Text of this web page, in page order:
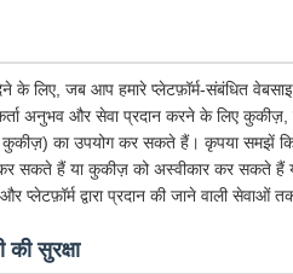
जब आप हमारे प्लेटफ़ॉर्म-संबंधित
अनुभव और सेवा प्रदान करने के लिए कुकीज़,
कुकीज़) का उपयोग कर सकते हैं। कृपया समझें
सकते हैं या कुकीज़ को अस्वीकार कर सकते हैं
प्लेटफ़ॉर्म द्वारा प्रदान की जाने वाली सेवाओं
सुरक्षा